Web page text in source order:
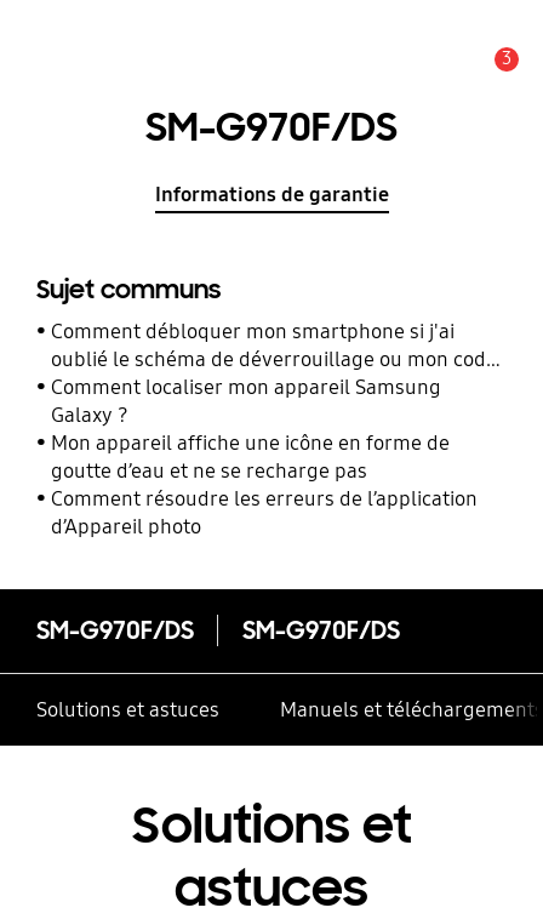
3
SM-G970F/DS
Informations de garantie
Sujet communs
Comment débloquer mon smartphone si j'ai
oublié le schéma de déverrouillage ou mon code
PIN ?
Comment localiser mon appareil Samsung
Galaxy ?
Mon appareil affiche une icône en forme de
goutte d’eau et ne se recharge pas
Comment résoudre les erreurs de l’application
d’Appareil photo
SM-G970F/DS SM-G970F/DS
Solutions et astuces Manuels et téléchargements
Solutions et
astuces